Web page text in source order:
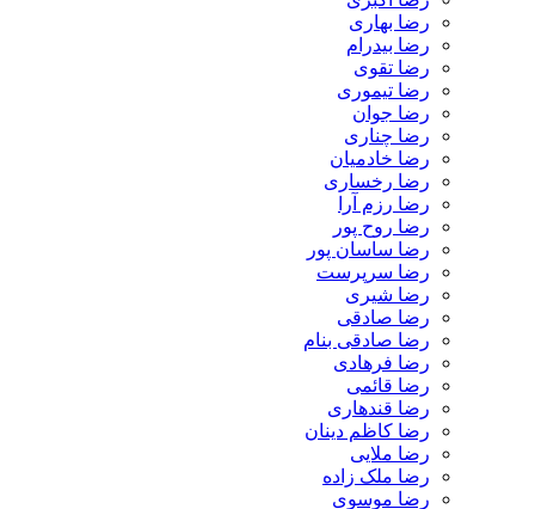
رضا بهاری
رضا بیدرام
رضا تقوی
رضا تیموری
رضا جوان
رضا چناری
رضا خادمیان
رضا رخساری
رضا رزم آرا
رضا روح پور
رضا ساسان پور
رضا سرپرست
رضا شیری
رضا صادقی
رضا صادقی بنام
رضا فرهادی
رضا قائمی
رضا قندهاری
رضا کاظم دینان
رضا ملایی
رضا ملک زاده
رضا موسوی